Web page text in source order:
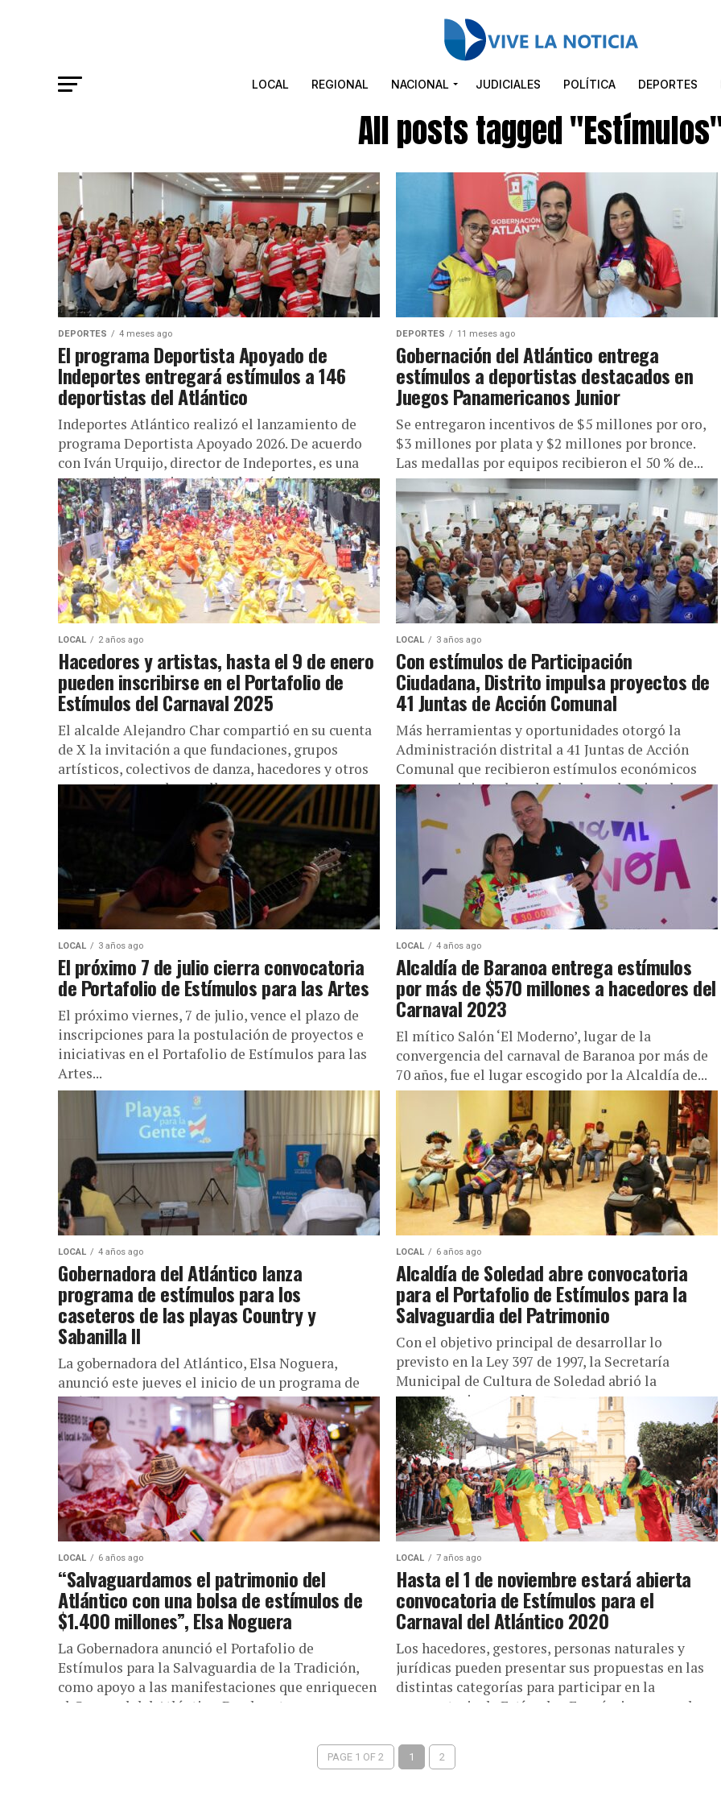
LOCAL REGIONAL NACIONAL JUDICIALES POLÍTICA DEPORTES
All posts tagged
DEPORTES 4 meses ago
El programa Deportista Apoyado de
Indeportes entregará estímulos a 146
deportistas del Atlántico
Indeportes Atlántico realizó el lanzamiento de
programa Deportista Apoyado 2026. De acuerdo
con Iván Urquijo, director de Indeportes, es una
gran noticia para incentivar la práctica...
DEPORTES 11 meses ago
Gobernación del Atlántico entrega
estímulos a deportistas destacados en
Juegos Panamericanos Junior
Se entregaron incentivos de $5 millones por oro,
$3 millones por plata y $2 millones por bronce.
Las medallas por equipos recibieron el 50 % de...
LOCAL 2 años ago
Hacedores y artistas, hasta el 9 de enero
pueden inscribirse en el Portafolio de
Estímulos del Carnaval 2025
El alcalde Alejandro Char compartió en su cuenta
de X la invitación a que fundaciones, grupos
artísticos, colectivos de danza, hacedores y otros
exponentes que desarrollen...
LOCAL 3 años ago
Con estímulos de Participación
Ciudadana, Distrito impulsa proyectos de
41 Juntas de Acción Comunal
Más herramientas y oportunidades otorgó la
Administración distrital a 41 Juntas de Acción
Comunal que recibieron estímulos económicos
para seguir impulsando, desde sus barrios, la
construcción...
LOCAL 3 años ago
El próximo 7 de julio cierra convocatoria
de Portafolio de Estímulos para las Artes
El próximo viernes, 7 de julio, vence el plazo de
inscripciones para la postulación de proyectos e
iniciativas en el Portafolio de Estímulos para las
Artes...
LOCAL 4 años ago
Alcaldía de Baranoa entrega estímulos
por más de $570 millones a hacedores del
Carnaval 2023
El mítico Salón ‘El Moderno’, lugar de la
convergencia del carnaval de Baranoa por más de
70 años, fue el lugar escogido por la Alcaldía de...
LOCAL 4 años ago
Gobernadora del Atlántico lanza
programa de estímulos para los
caseteros de las playas Country y
Sabanilla II
La gobernadora del Atlántico, Elsa Noguera,
anunció este jueves el inicio de un programa de
estímulos para los caseteros de las unidades
productivas de las playas...
LOCAL 6 años ago
Alcaldía de Soledad abre convocatoria
para el Portafolio de Estímulos para la
Salvaguardia del Patrimonio
Con el objetivo principal de desarrollar lo
previsto en la Ley 397 de 1997, la Secretaría
Municipal de Cultura de Soledad abrió la
convocatoria para el...
LOCAL 6 años ago
“Salvaguardamos el patrimonio del
Atlántico con una bolsa de estímulos de
$1.400 millones”, Elsa Noguera
La Gobernadora anunció el Portafolio de
Estímulos para la Salvaguardia de la Tradición,
como apoyo a las manifestaciones que enriquecen
el Carnaval del Atlántico. Desde este...
LOCAL 7 años ago
Hasta el 1 de noviembre estará abierta
convocatoria de Estímulos para el
Carnaval del Atlántico 2020
Los hacedores, gestores, personas naturales y
jurídicas pueden presentar sus propuestas en las
distintas categorías para participar en la
convocatoria de Estímulos Económicos para el
PAGE 1 OF 2 1 2